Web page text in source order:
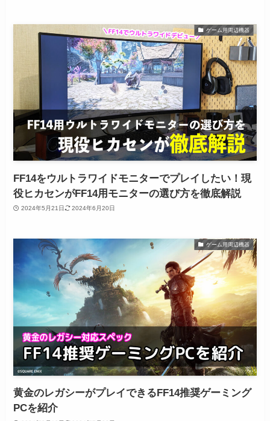
ゲーム用周辺機器
FF14をウルトラワイドモニターでプレイしたい！現
役ヒカセンがFF14用モニターの選び方を徹底解説
2024年5月21日 2024年6月20日
ゲーム用周辺機器
黄金のレガシーがプレイできるFF14推奨ゲーミング
PCを紹介